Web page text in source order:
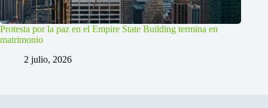
Protesta por la paz en el Empire State Building termina en
matrimonio
2 julio, 2026